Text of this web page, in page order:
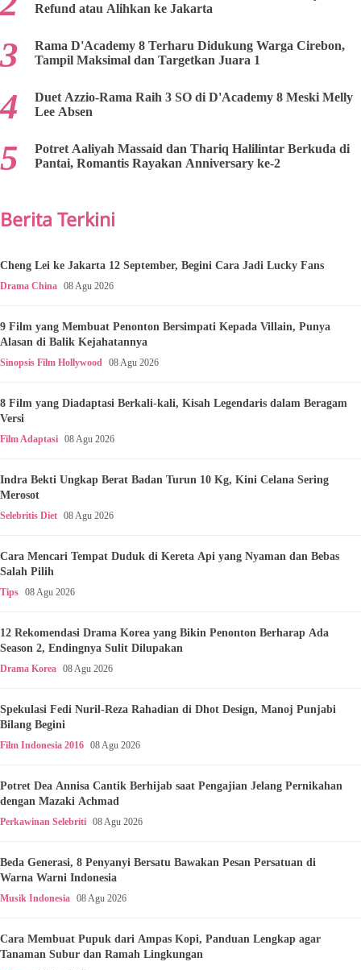
Refund atau Alihkan ke Jakarta
Rama D'Academy 8 Terharu Didukung Warga Cirebon,
Tampil Maksimal dan Targetkan Juara 1
Duet Azzio-Rama Raih 3 SO di D'Academy 8 Meski Melly
Lee Absen
Potret Aaliyah Massaid dan Thariq Halilintar Berkuda di
Pantai, Romantis Rayakan Anniversary ke-2
Berita Terkini
Cheng Lei ke Jakarta 12 September, Begini Cara Jadi Lucky Fans
Drama China 08 Agu 2026
9 Film yang Membuat Penonton Bersimpati Kepada Villain, Punya
Alasan di Balik Kejahatannya
Sinopsis Film Hollywood 08 Agu 2026
8 Film yang Diadaptasi Berkali-kali, Kisah Legendaris dalam Beragam
Versi
Film Adaptasi 08 Agu 2026
Indra Bekti Ungkap Berat Badan Turun 10 Kg, Kini Celana Sering
Merosot
Selebritis Diet 08 Agu 2026
Cara Mencari Tempat Duduk di Kereta Api yang Nyaman dan Bebas
Salah Pilih
Tips 08 Agu 2026
12 Rekomendasi Drama Korea yang Bikin Penonton Berharap Ada
Season 2, Endingnya Sulit Dilupakan
Drama Korea 08 Agu 2026
Spekulasi Fedi Nuril-Reza Rahadian di Dhot Design, Manoj Punjabi
Bilang Begini
Film Indonesia 2016 08 Agu 2026
Potret Dea Annisa Cantik Berhijab saat Pengajian Jelang Pernikahan
dengan Mazaki Achmad
Perkawinan Selebriti 08 Agu 2026
Beda Generasi, 8 Penyanyi Bersatu Bawakan Pesan Persatuan di
Warna Warni Indonesia
Musik Indonesia 08 Agu 2026
Cara Membuat Pupuk dari Ampas Kopi, Panduan Lengkap agar
Tanaman Subur dan Ramah Lingkungan